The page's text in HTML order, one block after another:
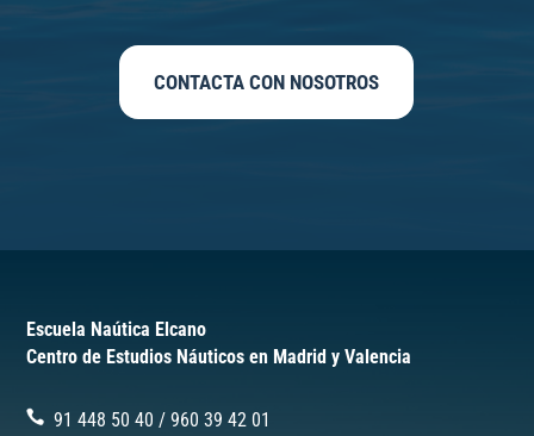
CONTACTA CON NOSOTROS
Escuela Naútica Elcano
Centro de Estudios Náuticos en Madrid y Valencia
91 448 50 40 /‎960 39 42 01